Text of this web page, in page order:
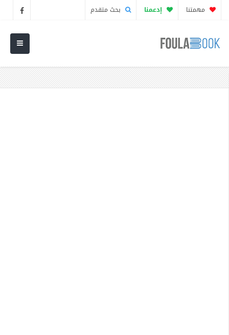
مهمتنا إدعمنا بحث متقدم